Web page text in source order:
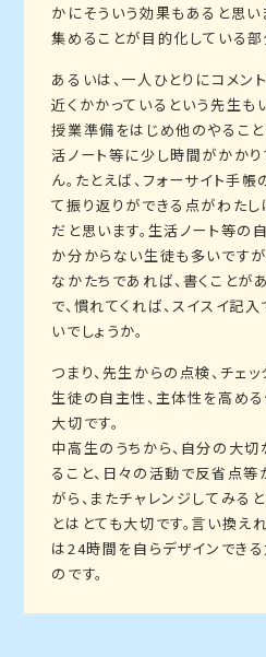
かにそういう効果もあると思い
集めることが目的化している部
あるいは、一人ひとりにコメン
近くかかっているという先生も
授業準備をはじめ他のやること
活ノート等に少し時間がかか
ん。たとえば、フォーサイト手
て振り返りができる点がわた
だと思います。生活ノート等
か分からない生徒も多いですが
なかたちであれば、書くことが
で、慣れてくれば、スイスイ記
いでしょうか。
つまり、先生からの点検、チェ
生徒の自主性、主体性を高め
大切です。
中高生のうちから、自分の大
ること、日々の活動で反省点等
がら、またチャレンジしてみる
とはとても大切です。言い換え
は24時間を自らデザインでき
のです。